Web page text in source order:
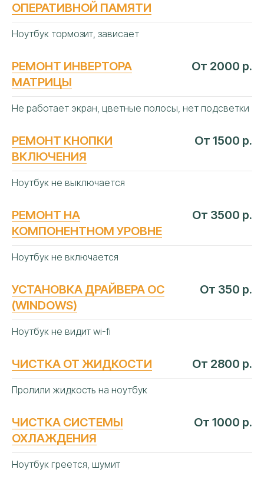
ОПЕРАТИВНОЙ ПАМЯТИ
Ноутбук тормозит, зависает
РЕМОНТ ИНВЕРТОРА
МАТРИЦЫ
От 2000 р.
Не работает экран, цветные полосы, нет подсветки
РЕМОНТ КНОПКИ
ВКЛЮЧЕНИЯ
От 1500 р.
Ноутбук не выключается
РЕМОНТ НА
КОМПОНЕНТНОМ УРОВНЕ
От 3500 р.
Ноутбук не включается
УСТАНОВКА ДРАЙВЕРА ОС
(WINDOWS)
От 350 р.
Ноутбук не видит wi-fi
ЧИСТКА ОТ ЖИДКОСТИ От 2800 р.
Пролили жидкость на ноутбук
ЧИСТКА СИСТЕМЫ
ОХЛАЖДЕНИЯ
От 1000 р.
Ноутбук греется, шумит
Следование строгим официальным
регламентам мировых
Сертифицированныеоригинальные
детали
Профильное дилерское
диагностическое оборудование
Ежегодное обучение исертификация
АВТОРИЗОВАННЫЙ
СЕРВИСНЫЙ
ЦЕНТР «АЙТИ-ЛАБ»